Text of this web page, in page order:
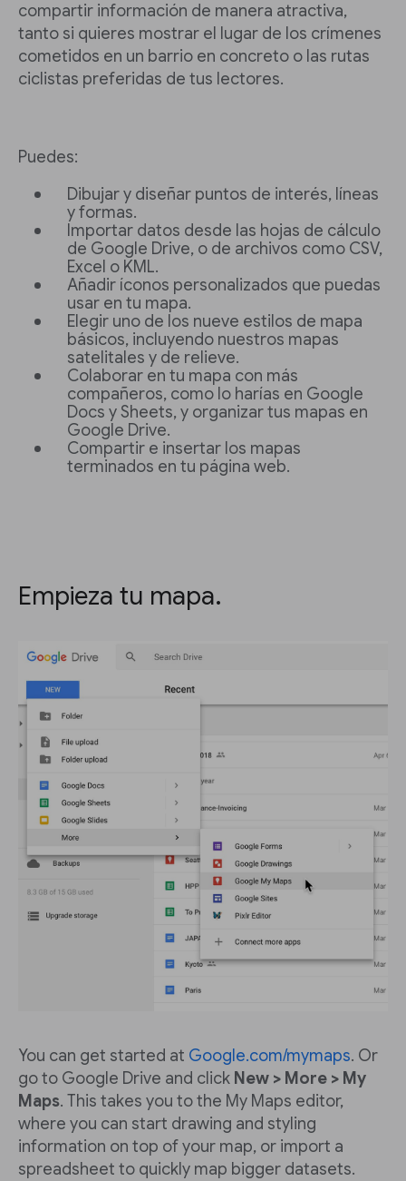
compartir información de manera atractiva,
tanto si quieres mostrar el lugar de los crímenes
cometidos en un barrio en concreto o las rutas
ciclistas preferidas de tus lectores.
Puedes:
Dibujar y diseñar puntos de interés, líneas
y formas.
Importar datos desde las hojas de cálculo
de Google Drive, o de archivos como CSV,
Excel o KML.
Añadir íconos personalizados que puedas
usar en tu mapa.
Elegir uno de los nueve estilos de mapa
básicos, incluyendo nuestros mapas
satelitales y de relieve.
Colaborar en tu mapa con más
compañeros, como lo harías en Google
Docs y Sheets, y organizar tus mapas en
Google Drive.
Compartir e insertar los mapas
terminados en tu página web.
Empieza tu mapa.
You can get started at Google.com/mymaps. Or
go to Google Drive and click New > More > My
Maps. This takes you to the My Maps editor,
where you can start drawing and styling
information on top of your map, or import a
spreadsheet to quickly map bigger datasets.